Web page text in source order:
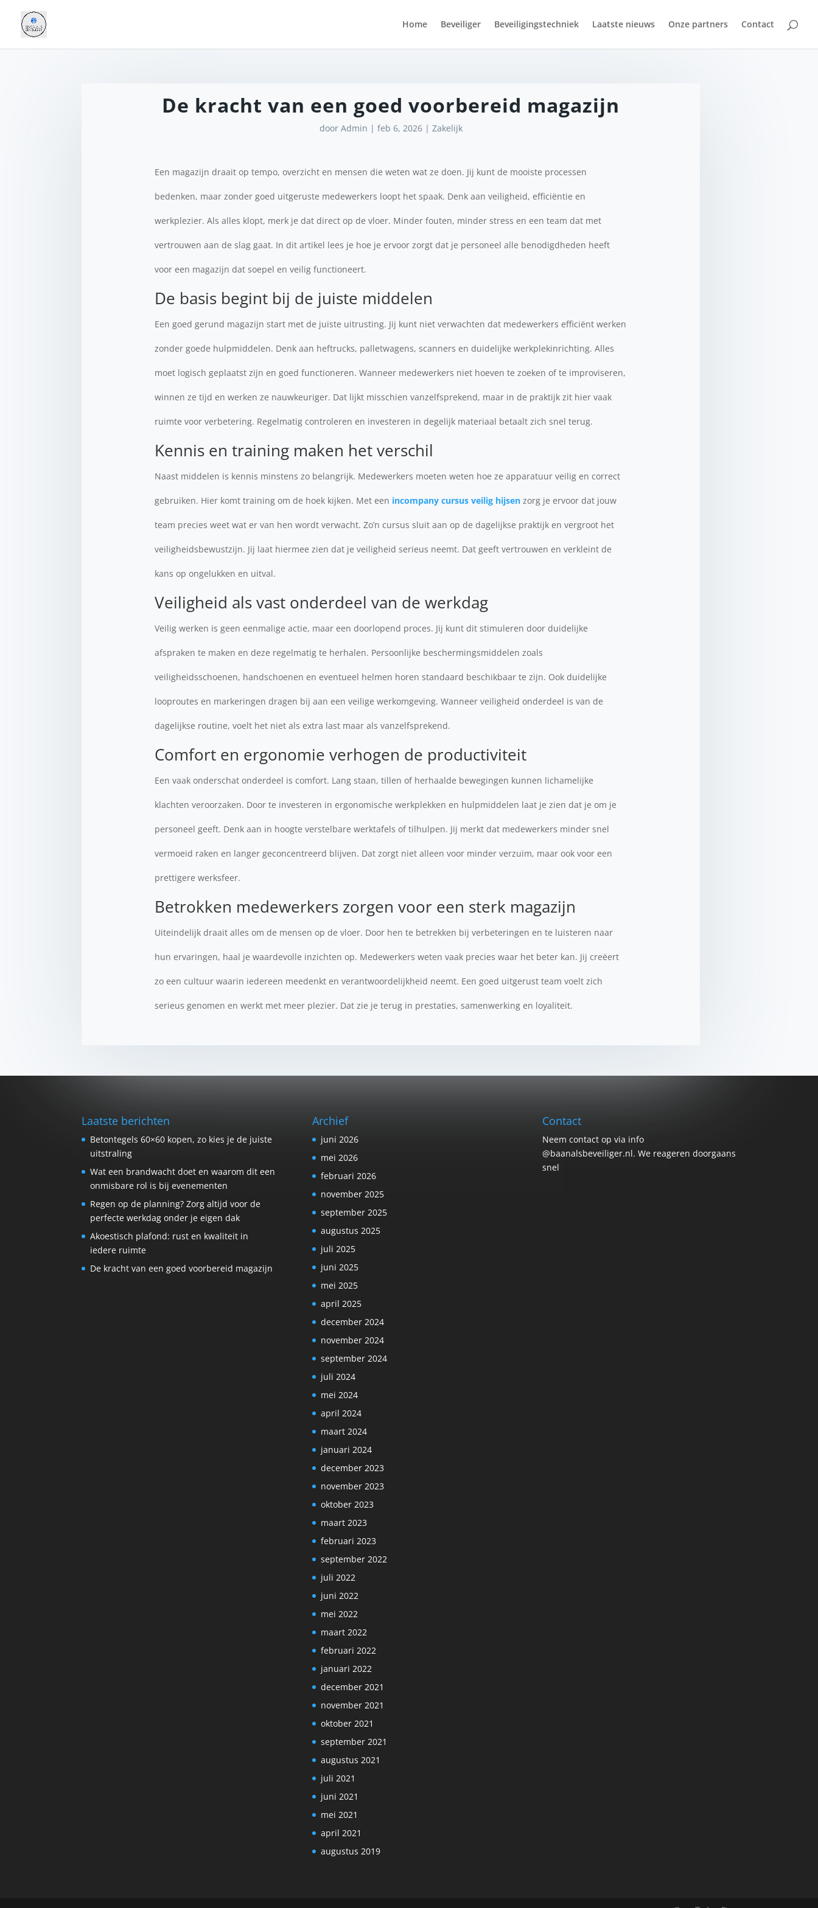
Home Beveiliger Beveiligingstechniek Laatste nieuws Onze partners Contact
De kracht van een goed voorbereid magazijn
door Admin | feb 6, 2026| Zakelijk
Een magazijn draait op tempo, overzicht en mensen die weten wat ze doen. Jij kunt de mooiste processen
bedenken, maar zonder goed uitgeruste medewerkers loopt het spaak. Denk aan veiligheid, efficiëntie en
werkplezier. Als alles klopt, merk je dat direct op de vloer. Minder fouten, minder stress en een team dat met
vertrouwen aan de slag gaat. In dit artikel lees je hoe je ervoor zorgt dat je personeel alle benodigdheden heeft
voor een magazijn dat soepel en veilig functioneert.
De basis begint bij de juiste middelen
Een goed gerund magazijn start met de juiste uitrusting. Jij kunt niet verwachten dat medewerkers efficiënt werken
zonder goede hulpmiddelen. Denk aan heftrucks, palletwagens, scanners en duidelijke werkplekinrichting. Alles
moet logisch geplaatst zijn en goed functioneren. Wanneer medewerkers niet hoeven te zoeken of te improviseren,
winnen ze tijd en werken ze nauwkeuriger. Dat lijkt misschien vanzelfsprekend, maar in de praktijk zit hier vaak
ruimte voor verbetering. Regelmatig controleren en investeren in degelijk materiaal betaalt zich snel terug.
Kennis en training maken het verschil
Naast middelen is kennis minstens zo belangrijk. Medewerkers moeten weten hoe ze apparatuur veilig en correct
gebruiken. Hier komt training om de hoek kijken. Met een incompany cursus veilig hijsen zorg je ervoor dat jouw
team precies weet wat er van hen wordt verwacht. Zo’n cursus sluit aan op de dagelijkse praktijk en vergroot het
veiligheidsbewustzijn. Jij laat hiermee zien dat je veiligheid serieus neemt. Dat geeft vertrouwen en verkleint de
kans op ongelukken en uitval.
Veiligheid als vast onderdeel van de werkdag
Veilig werken is geen eenmalige actie, maar een doorlopend proces. Jij kunt dit stimuleren door duidelijke
afspraken te maken en deze regelmatig te herhalen. Persoonlijke beschermingsmiddelen zoals
veiligheidsschoenen, handschoenen en eventueel helmen horen standaard beschikbaar te zijn. Ook duidelijke
looproutes en markeringen dragen bij aan een veilige werkomgeving. Wanneer veiligheid onderdeel is van de
dagelijkse routine, voelt het niet als extra last maar als vanzelfsprekend.
Comfort en ergonomie verhogen de productiviteit
Een vaak onderschat onderdeel is comfort. Lang staan, tillen of herhaalde bewegingen kunnen lichamelijke
klachten veroorzaken. Door te investeren in ergonomische werkplekken en hulpmiddelen laat je zien dat je om je
personeel geeft. Denk aan in hoogte verstelbare werktafels of tilhulpen. Jij merkt dat medewerkers minder snel
vermoeid raken en langer geconcentreerd blijven. Dat zorgt niet alleen voor minder verzuim, maar ook voor een
prettigere werksfeer.
Betrokken medewerkers zorgen voor een sterk magazijn
Uiteindelijk draait alles om de mensen op de vloer. Door hen te betrekken bij verbeteringen en te luisteren naar
hun ervaringen, haal je waardevolle inzichten op. Medewerkers weten vaak precies waar het beter kan. Jij creëert
zo een cultuur waarin iedereen meedenkt en verantwoordelijkheid neemt. Een goed uitgerust team voelt zich
serieus genomen en werkt met meer plezier. Dat zie je terug in prestaties, samenwerking en loyaliteit.
Laatste berichten
Betontegels 60×60 kopen, zo kies je de juiste
uitstraling
Wat een brandwacht doet en waarom dit een
onmisbare rol is bij evenementen
Regen op de planning? Zorg altijd voor de
perfecte werkdag onder je eigen dak
Akoestisch plafond: rust en kwaliteit in
iedere ruimte
De kracht van een goed voorbereid magazijn
Archief
juni 2026
mei 2026
februari 2026
november 2025
september 2025
augustus 2025
juli 2025
juni 2025
mei 2025
april 2025
december 2024
november 2024
september 2024
juli 2024
mei 2024
april 2024
maart 2024
januari 2024
december 2023
november 2023
oktober 2023
maart 2023
februari 2023
september 2022
juli 2022
juni 2022
mei 2022
maart 2022
februari 2022
januari 2022
december 2021
november 2021
oktober 2021
september 2021
augustus 2021
juli 2021
juni 2021
mei 2021
april 2021
augustus 2019
Contact
Neem contact op via info
@baanalsbeveiliger.nl. We reageren doorgaans
snel